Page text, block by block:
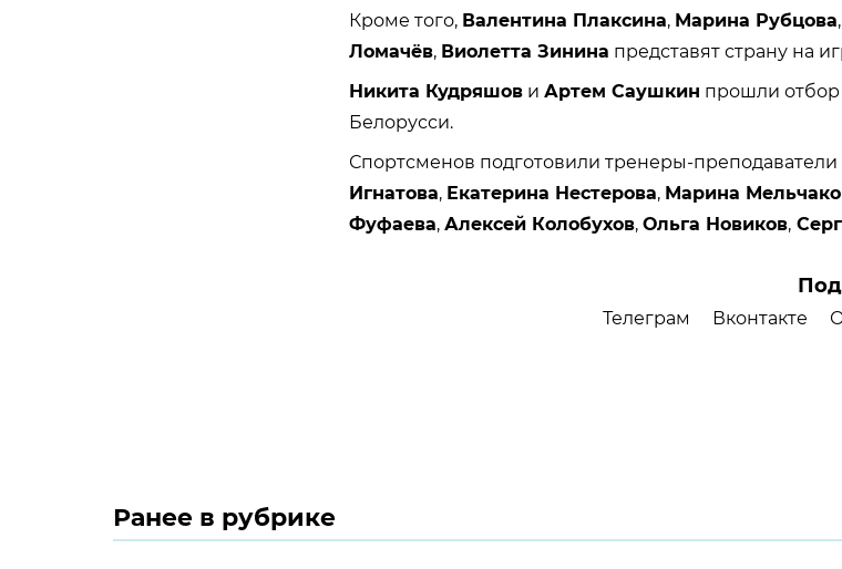
Кроме того, Валентина Плаксина, Марина Рубцова,
Ломачёв, Виолетта Зинина представят страну на
Никита Кудряшови Артем Саушкин прошли отбор
Белорусси.
Спортсменов подготовили тренеры-преподаватели
Игнатова, Екатерина Нестерова, Марина
Фуфаева, Алексей Колобухов, Ольга Новиков,
Телеграм Вконтакте
Ранее в рубрике